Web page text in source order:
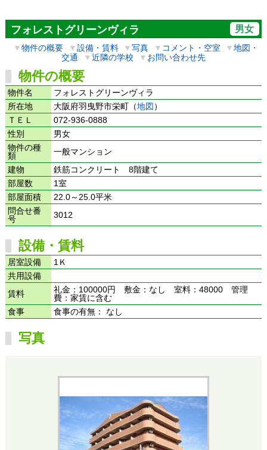
フォレストグリーンヴィラ 男女
▼物件の概要 ▼設備・賃料 ▼写真 ▼ コメント・空室 ▼地図・
交通
▼近隣の学校 ▼ お問い合わせ先
物件の概要
物件名
フォレストグリーンヴィラ
所在地
大阪府羽曳野市栄町（地図 ）
ＴＥＬ
072-936-0888
性別
男女
物件の種
類
一般マンション
建物
鉄筋コンクリート 8階建て
部屋数
1室
部屋面積
22.0～25.0平米
問合せ番
号
3012
設備・賃料
居室設備
1Ｋ
共用設備
賃料
礼金：100000円 敷金：なし 室料：48000 管理
費：家賃に含む
食事
食事の有無： なし
写真